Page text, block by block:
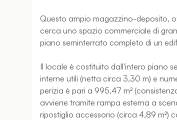
Questo ampio magazzino-deposito,
cerca uno spazio commerciale di
piano seminterrato completo di un
Il locale è costituito dall'intero piano
interne utili (netta circa 3,30 m) e
perizia è pari a 995,47 m²
avviene tramite rampa esterna a
ripostiglio accessorio (circa 4,89 m²)